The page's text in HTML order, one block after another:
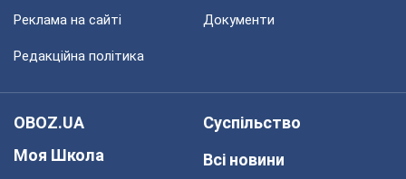
Реклама на сайті Документи
Редакційна політика
OBOZ.UA
Моя Школа
Суспільство
Всі новини